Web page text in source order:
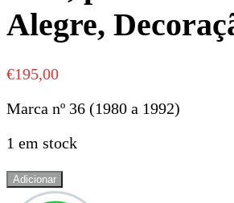
Alegre,
€195,00
Marca nº 36 (1980 a 1992)
1 em stock
Quantidade
Adicionar